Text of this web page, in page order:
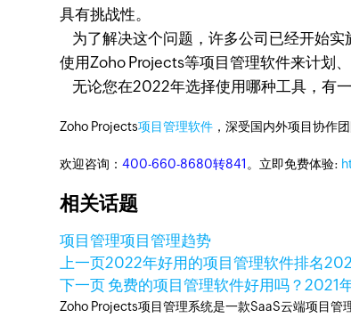
具有挑战性。
为了解决这个问题，许多公司已经开始实
使用Zoho Projects等项目管理软件来计划
无论您在2022年选择使用哪种工具，有
Zoho Projects项目管理软件 ，深受国内外项目协作
欢迎咨询：400-660-8680转841 。立即免费体验:
相关话题
项目管理项目管理趋势
上一页2022年好用的项目管理软件排名
下一页免费的项目管理软件好用吗？2021
Zoho Projects项目管理系统是一款SaaS云端项目